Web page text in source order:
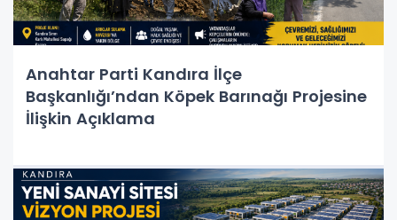
Anahtar Parti Kandıra İlçe
Başkanlığı’ndan Köpek Barınağı Projesine
İlişkin Açıklama